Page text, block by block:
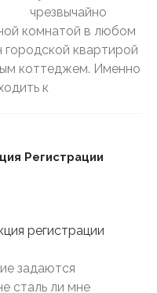
чрезвычайно
комнатой в любом
городской квартирой
коттеджем. Именно
к
Регистрации
задаются
сталь ли мне